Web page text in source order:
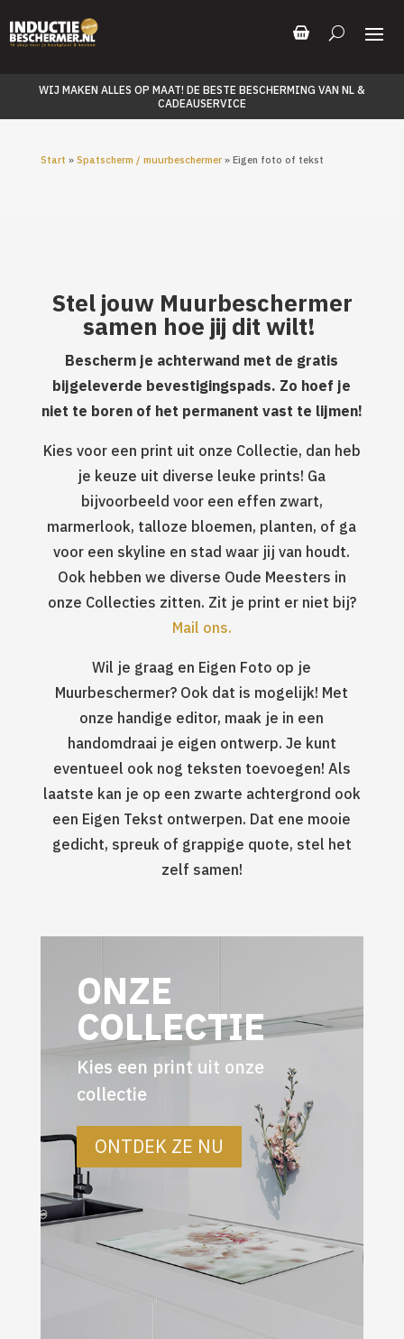
WIJ MAKEN ALLES OP MAAT! DE BESTE BESCHERMING VAN NL &
CADEAUSERVICE
Start » Spatscherm / muurbeschermer» Eigen foto of tekst
Stel jouw Muurbeschermer
samen hoe jij dit wilt!
Bescherm je achterwand met de gratis
bijgeleverde bevestigingspads. Zo hoef je
niet te boren of het permanent vast te lijmen!
Kies voor een print uit onze Collectie, dan heb
je keuze uit diverse leuke prints! Ga
bijvoorbeeld voor een effen zwart,
marmerlook, talloze bloemen, planten, of ga
voor een skyline en stad waar jij van houdt.
Ook hebben we diverse Oude Meesters in
onze Collecties zitten. Zit je print er niet bij?
Mail ons.
Wil je graag en Eigen Foto op je
Muurbeschermer? Ook dat is mogelijk! Met
onze handige editor, maak je in een
handomdraai je eigen ontwerp. Je kunt
eventueel ook nog teksten toevoegen! Als
laatste kan je op een zwarte achtergrond ook
een Eigen Tekst ontwerpen. Dat ene mooie
gedicht, spreuk of grappige quote, stel het
zelf samen!
ONZE
COLLECTIE
Kies een print uit onze
collectie
ONTDEK ZE NU